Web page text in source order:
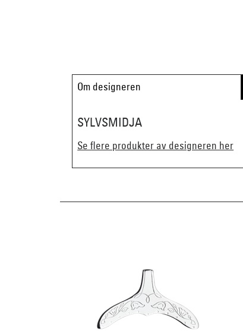
Om designeren
SYLVSMIDJA
Se flere produkter av designeren her